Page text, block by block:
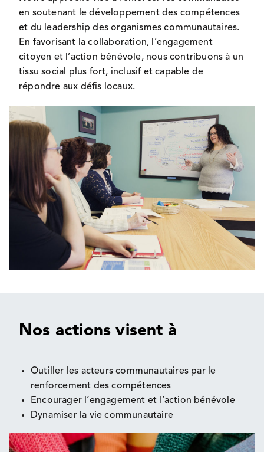
en soutenant le développement des compétences
et du leadership des organismes communautaires.
En favorisant la collaboration, l’engagement
citoyen et l’action bénévole, nous contribuons à un
tissu social plus fort, inclusif et capable de
répondre aux défis locaux.
Nos actions visent à
Outiller les acteurs communautaires par le
renforcement des compétences
Encourager l’engagement et l’action bénévole
Dynamiser la vie communautaire